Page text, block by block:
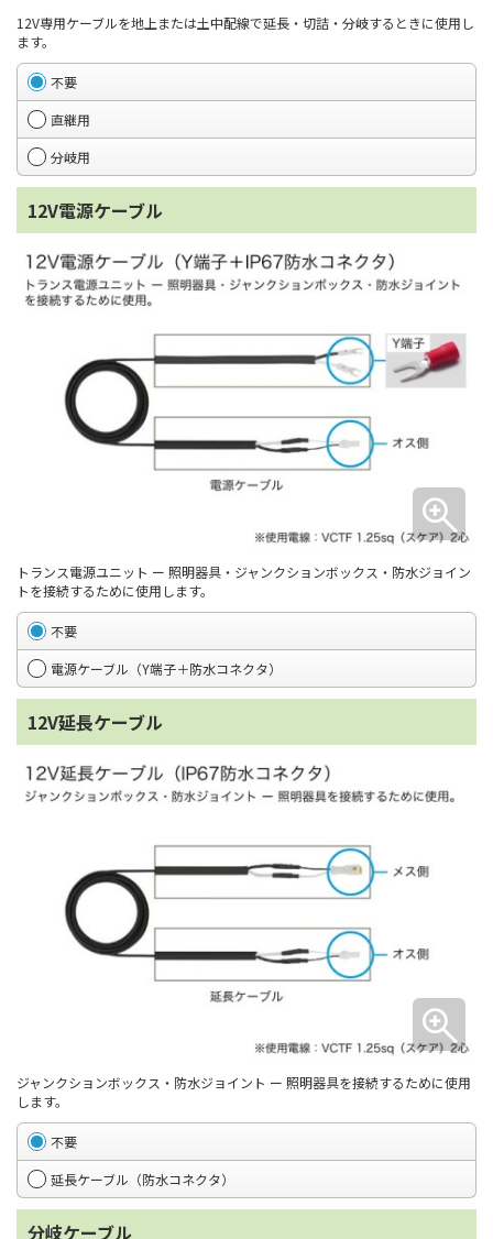
12V専用ケーブルを地上または土中配線で延長・切詰・分岐するときに使用し
ます。
不要
直継用
分岐用
12V電源ケーブル
トランス電源ユニット ー 照明器具・ジャンクションボックス・防水ジョイン
トを接続するために使用します。
不要
電源ケーブル（Y端子＋防水コネクタ）
12V延長ケーブル
ジャンクションボックス・防水ジョイント ー 照明器具を接続するために使用
します。
不要
延長ケーブル（防水コネクタ）
分岐ケーブル